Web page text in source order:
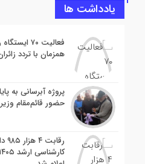
یادداشت ها
فعالیت ۷۰
همزمان با تردد
پروژه آبرسانی به
حضور قائم‌مقام